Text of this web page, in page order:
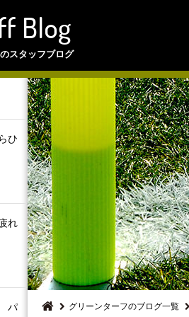
Blog
スタッフブログ
グリーンターフのブログ一覧
ひ
れ
パ